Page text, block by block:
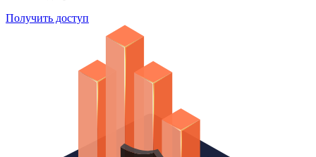
Получить доступ